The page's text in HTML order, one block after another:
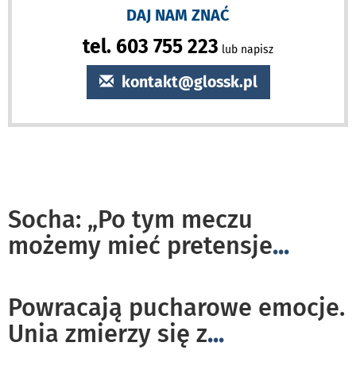
DAJ NAM ZNAĆ
tel. 603 755 223 lub napisz
kontakt@glossk.pl
Socha: „Po tym meczu
możemy mieć pretensje...
Powracają pucharowe emocje.
Unia zmierzy się z...